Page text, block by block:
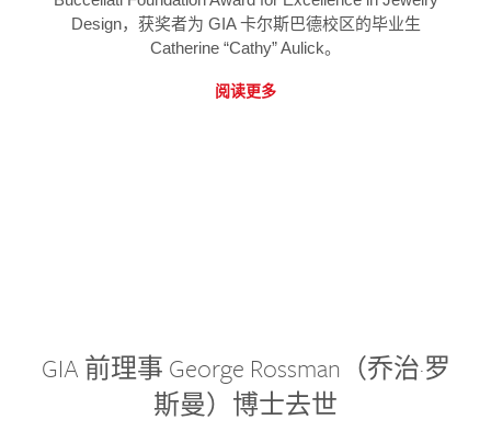
Design，获奖者为 GIA 卡尔斯巴德校区的毕业生
Catherine “Cathy” Aulick。
阅读更多
GIA 前理事 George Rossman（乔治·罗
斯曼）博士去世